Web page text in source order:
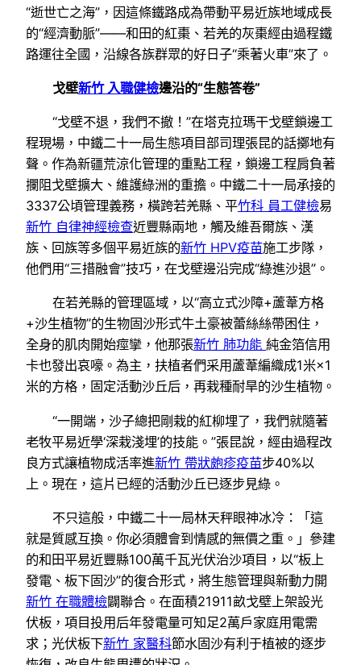
“逝世亡之海”，因這條鐵路成為帶動平易近族地域成長
的“經濟動脈”——和田的紅棗、若羌的灰棗經由過程鐵
路運往全國，沿線各族群眾的好日子“乘著火車”來了。
戈壁新竹 入職健檢邊沿的“生態答卷”
“戈壁不退，我們不撤！”在塔克拉瑪干戈壁鎖邊工
程現場，中鐵二十一局生態項目部司理張昆的話擲地有
聲。作為新疆荒涼化管理的重點工程，鎖邊工程肩負著
攔阻戈壁擴大、維護綠洲的重擔。中鐵二十一局承接的
3337公頃管理義務，橫跨若羌縣、平竹科 員工健檢易
新竹 自律神經檢查近豐縣兩地，觸及維吾爾族、漢
族、回族等多個平易近族的新竹 HPV疫苗施工步隊，
他們用“三措融會”技巧，在戈壁邊沿完成“綠進沙退”。
在若羌縣的管理區域，以“高立式沙障+蘆葦方格
+沙生植物”的生物固沙形式牛土豪被蕾絲絲帶困住，
全身的肌肉開始痙攣，他那張新竹 肺功能 純金箔信用
卡也發出哀嚎。為主，扶植者們采用蘆葦編織成1米×1
米的方格，固定活動沙丘后，再栽種耐旱的沙生植物。
“一開端，沙子總把剛栽的紅柳埋了，我們就隨著
老牧平易近學‘深栽淺埋’的技能。”張昆說，經由過程改
良方式讓植物成活率進新竹 帶狀皰疹疫苗步40%以
上。現在，這片已經的活動沙丘已逐步見綠。
不只這般，中鐵二十一局林天秤眼神冰冷：「這
就是質感互換。你必須體會到情感的無價之重。」參建
的和田平易近豐縣100萬千瓦光伏治沙項目，以“板上
發電、板下固沙”的復合形式，將生態管理與新動力開
新竹 在職體檢闢聯合。在面積21911畝戈壁上架設光
伏板，項目投用后年發電量可知足2萬戶家庭用電需
求；光伏板下新竹 家醫科節水固沙有利于植被的逐步